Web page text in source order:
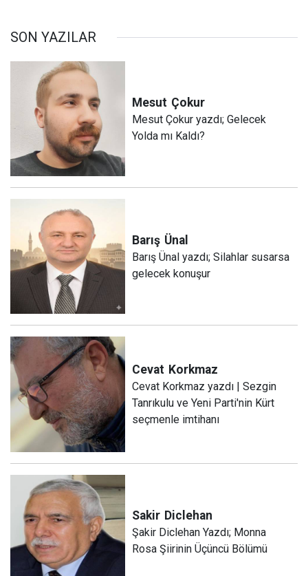
SON YAZILAR
Mesut Çokur
Mesut Çokur yazdı; Gelecek
Yolda mı Kaldı?
Barış Ünal
Barış Ünal yazdı; Silahlar susarsa
gelecek konuşur
Cevat Korkmaz
Cevat Korkmaz yazdı | Sezgin
Tanrıkulu ve Yeni Parti'nin Kürt
seçmenle imtihanı
Sakir Diclehan
Şakir Diclehan Yazdı; Monna
Rosa Şiirinin Üçüncü Bölümü